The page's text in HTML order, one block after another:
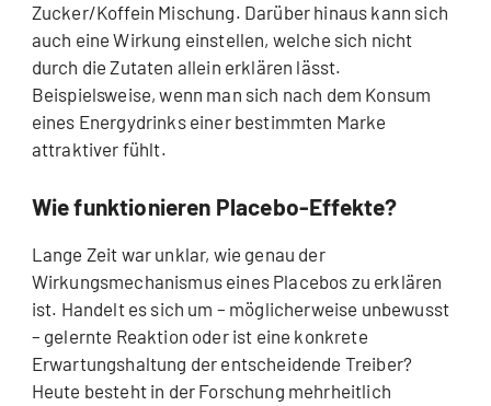
Zucker/Koffein Mischung. Darüber hinaus kann sich
auch eine Wirkung einstellen, welche sich nicht
durch die Zutaten allein erklären lässt.
Beispielsweise, wenn man sich nach dem Konsum
eines Energydrinks einer bestimmten Marke
attraktiver fühlt.
Wie funktionieren Placebo-Effekte?
Lange Zeit war unklar, wie genau der
Wirkungsmechanismus eines Placebos zu erklären
ist. Handelt es sich um – möglicherweise unbewusst
– gelernte Reaktion oder ist eine konkrete
Erwartungshaltung der entscheidende Treiber?
Heute besteht in der Forschung mehrheitlich